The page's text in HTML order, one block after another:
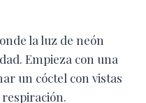
la luz de neón
Empieza con una
un cóctel con vistas